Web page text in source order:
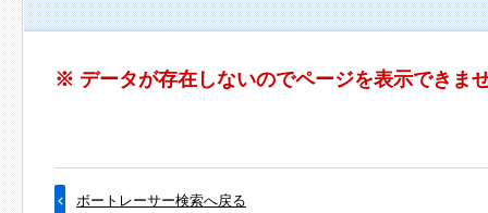
※ データが存在しないのでページを表示できま
ボートレーサー検索へ戻る